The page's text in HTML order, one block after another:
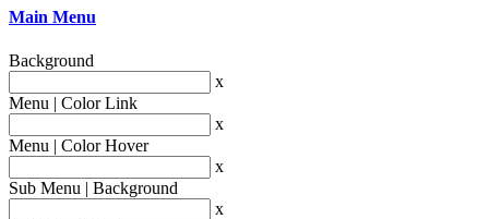
Main Menu
Background
x
Menu | Color Link
x
Menu | Color Hover
x
Sub Menu | Background
x